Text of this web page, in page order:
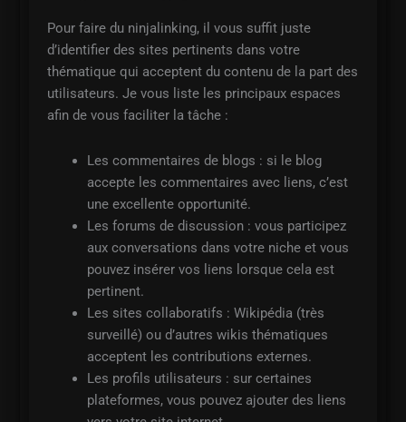
Pour faire du ninjalinking, il vous suffit juste
d’identifier des sites pertinents dans votre
thématique qui acceptent du contenu de la part des
utilisateurs. Je vous liste les principaux espaces
afin de vous faciliter la tâche :
Les commentaires de blogs : si le blog
accepte les commentaires avec liens, c’est
une excellente opportunité.
Les forums de discussion : vous participez
aux conversations dans votre niche et vous
pouvez insérer vos liens lorsque cela est
pertinent.
Les sites collaboratifs : Wikipédia (très
surveillé) ou d’autres wikis thématiques
acceptent les contributions externes.
Les profils utilisateurs : sur certaines
plateformes, vous pouvez ajouter des liens